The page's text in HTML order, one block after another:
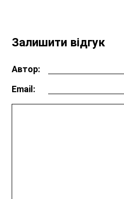
Залишити відгук
Автор:
Email: